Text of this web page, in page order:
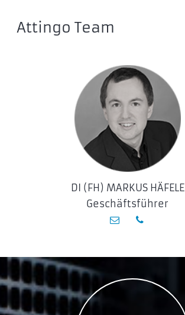
Attingo Team
DI (FH) MARKUS HÄFELE
Geschäftsführer